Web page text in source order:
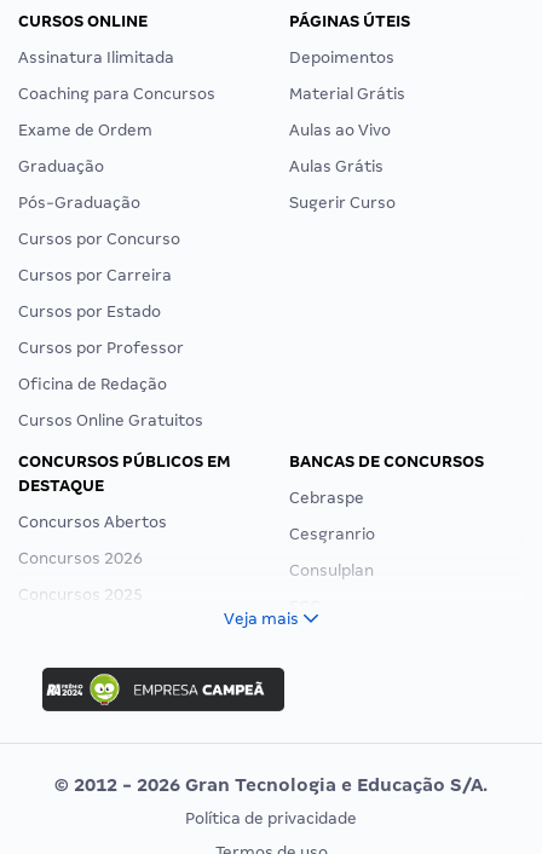
CURSOS ONLINE
Assinatura Ilimitada
Coaching para Concursos
Exame de Ordem
Graduação
Pós-Graduação
Cursos por Concurso
Cursos por Carreira
Cursos por Estado
Cursos por Professor
Oficina de Redação
Cursos Online Gratuitos
PÁGINAS ÚTEIS
Depoimentos
Material Grátis
Aulas ao Vivo
Aulas Grátis
Sugerir Curso
CONCURSOS PÚBLICOS EM
DESTAQUE
Concursos Abertos
Concursos 2026
Concursos 2025
Concurso Ibama
Concurso MPU
Editais publicados
BANCAS DE CONCURSOS
Cebraspe
Cesgranrio
Consulplan
Vunesp
CONCURSOS POR PROFISSÃO EXAME DE ORDEM
Veja mais
© 2012 - 2026 Gran Tecnologia e Educação S/A.
Política de privacidade